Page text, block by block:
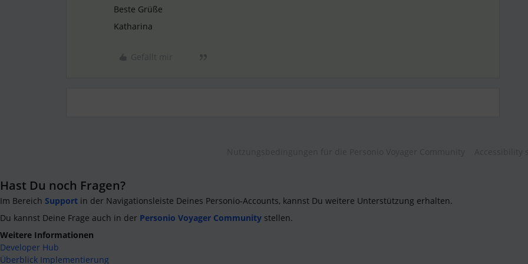
Beste Grüße
Katharina
Hast Du noch Fragen?
Im Bereich Support in der Navigationsleiste Deines Personio-Accounts, kannst Du weitere Unterstützung erhalten.
Du kannst Deine Frage auch in der Personio Voyager Community stellen.
Weitere Informationen
Developer Hub
Überblick Implementierung